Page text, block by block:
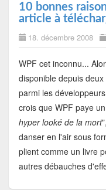
10 bonnes
article à
18. décembre 2008
WPF cet inconnu...
disponible depuis
parmi les
crois que WPF paye
hyper looké de la mort
danser en l'air sous
plient comme un livre
autres débauches